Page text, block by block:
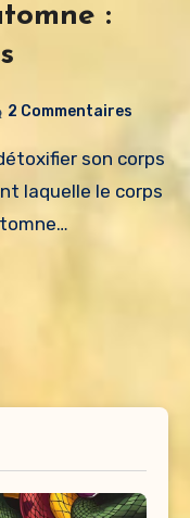
:
2 Commentaires
son corps
laquelle le corps